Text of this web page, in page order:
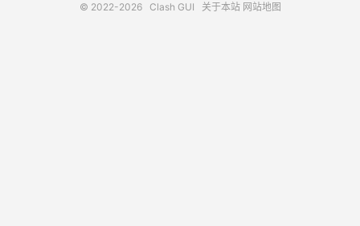
© 2022-2026 Clash GUI 关于本站 网站地图